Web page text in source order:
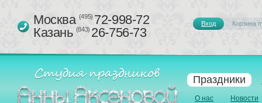
Праздники
О нас Новости
Москва (495)72-998-72
Казань (843)26-756-73
Вход Корзина